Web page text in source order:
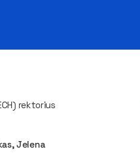
rektorius
Jelena